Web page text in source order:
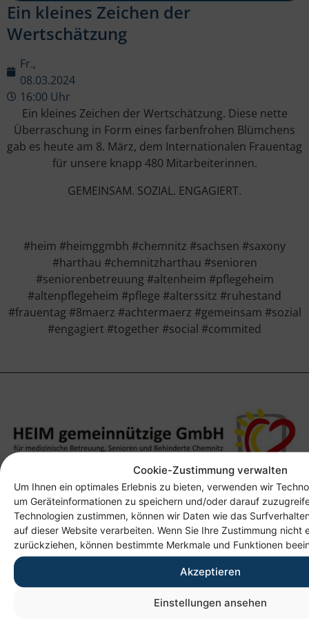
Cookie-Zustimmung verwalten
Um Ihnen ein optimales Erlebnis zu bieten, verwenden wir
um Geräteinformationen zu speichern und/oder darauf
Technologien zustimmen, können wir Daten wie das
auf dieser Website verarbeiten. Wenn Sie Ihre Zustimmung nicht
zurückziehen, können bestimmte Merkmale und Funktionen
Akzeptieren
Einstellungen ansehen
Ein kleines Zeichen der
Wertschätzung
Fr.,
08.03.2024
16:00 Uhr
Ein kleines Zeichen der Wertschätzung. Diese nette
Überraschung in Form eines farbenfrohen Blümchens
gab es heute am 8. März, dem Internationalen Frauentag
für unsere knapp 480 Mitarbeiterinnen.
GEMEINSAM. SOZIAL. ENGAGIERT.
#heim #heimggmbh #chemnitz #sachsen #saxony
#harthau #chemnitzharthau #senioren
#seniorenbetreuung #altenheim #pflegeheim
#altenpflegeheim #pflege #alterssitz #ruhestand
#frauentag #8maerz #achtermaerz #gemeinsam #sozial
#engagiert #together #social #commited
Anschrift
Heim gemeinnützige GmbH
Lichtenauer Weg 1
09114 Chemnitz